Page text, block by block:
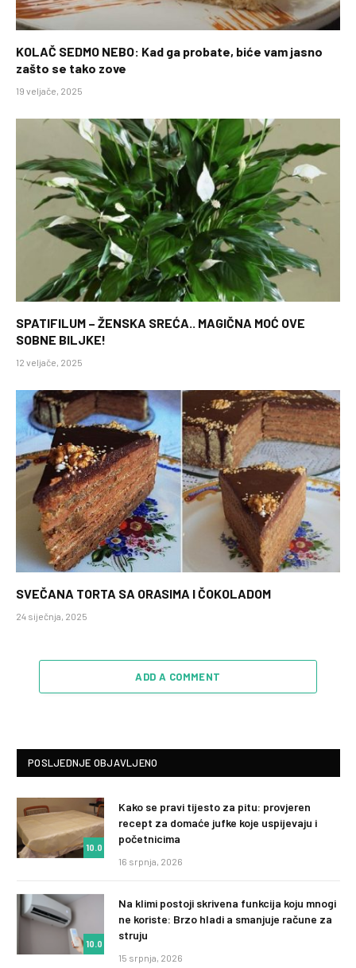
KOLAČ SEDMO NEBO: Kad ga probate, biće vam jasno
zašto se tako zove
19 veljače, 2025
SPATIFILUM – ŽENSKA SREĆA.. MAGIČNA MOĆ OVE
SOBNE BILJKE!
12 veljače, 2025
SVEČANA TORTA SA ORASIMA I ČOKOLADOM
24 siječnja, 2025
ADD A COMMENT
POSLJEDNJE OBJAVLJENO
10.0
Kako se pravi tijesto za pitu: provjeren
recept za domaće jufke koje uspijevaju i
početnicima
16 srpnja, 2026
10.0
Na klimi postoji skrivena funkcija koju mnogi
ne koriste: Brzo hladi a smanjuje račune za
struju
15 srpnja, 2026